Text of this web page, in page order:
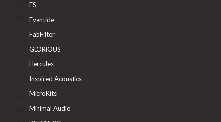
ESI
Eventide
FabFilter
GLORiOUS
Hercules
Inspired Acoustics
MicroKits
Minimal Audio